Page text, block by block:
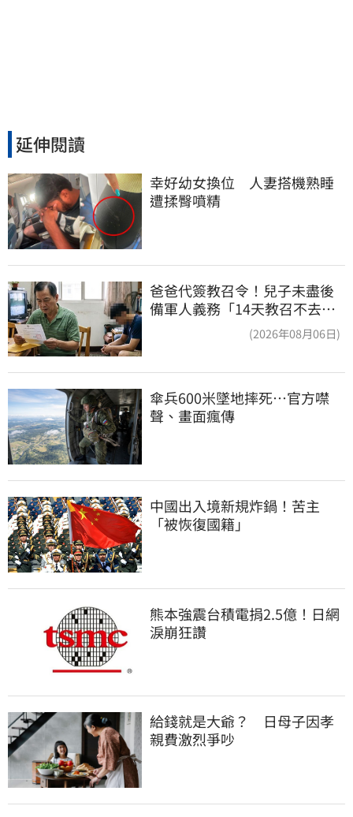
延伸閱讀
幸好幼女換位　人妻搭機熟睡
遭揉臀噴精
爸爸代簽教召令！兒子未盡後
備軍人義務「14天教召不去」
(2026年08月06日)
傘兵600米墜地摔死…官方噤
聲、畫面瘋傳
中國出入境新規炸鍋！苦主
「被恢復國籍」
熊本強震台積電捐2.5億！日網
淚崩狂讚
給錢就是大爺？　日母子因孝
親費激烈爭吵